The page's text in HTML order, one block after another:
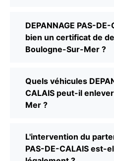
DEPANNAGE PAS-
bien un certificat de
Boulogne-Sur-Mer ?
Quels véhicules
CALAIS peut-il
Mer ?
L'intervention du
PAS-DE-CALAIS est-